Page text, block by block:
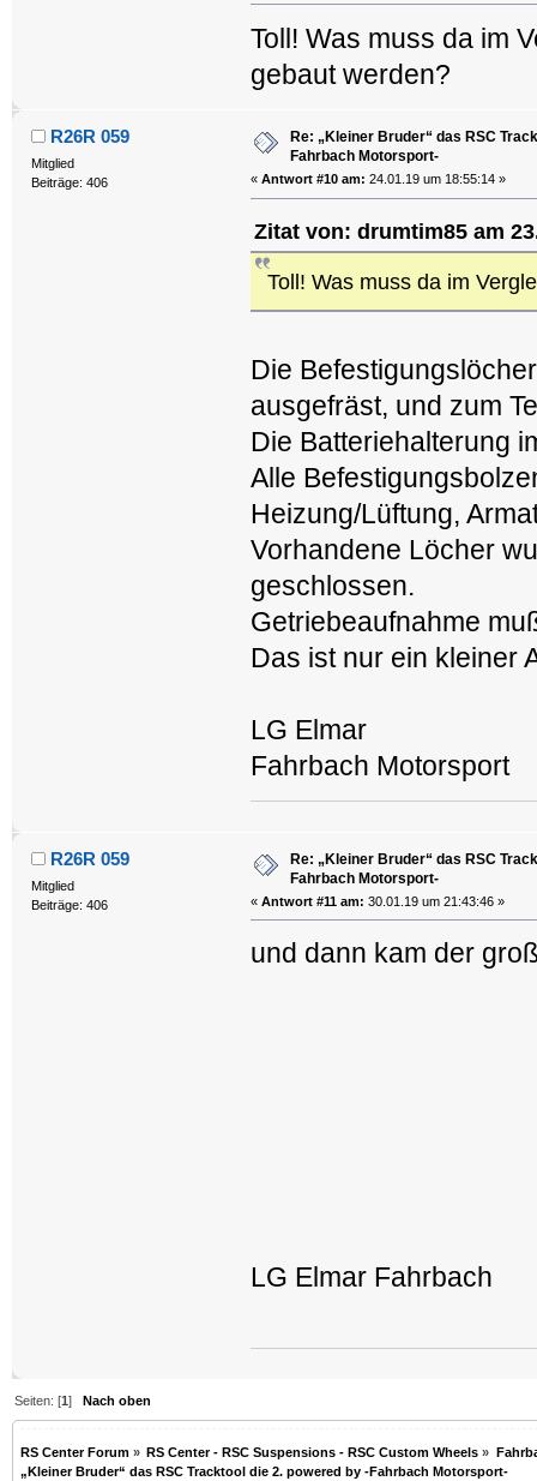
Toll! Was muss da im
gebaut werden?
R26R 059
Mitglied
Beiträge: 406
Re: „Kleiner Bruder“ das RSC
Fahrbach Motorsport-
«Antwort #10 am: 24.01.19 um 18:55:14 »
Zitat von: drumtim85 am
Toll! Was muss da im
Die
ausgefräst, und zum
Die Batteriehalterung
Alle
Heizung/Lüftung,
Vorhandene Löcher
geschlossen.
Getriebeaufnahme
Das ist nur ein kleiner
LG Elmar
Fahrbach Motorsport
R26R 059
Mitglied
Beiträge: 406
Re: „Kleiner Bruder“ das RSC
Fahrbach Motorsport-
«Antwort #11 am: 30.01.19 um 21:43:46 »
und dann kam der
LG Elmar Fahrbach
Seiten: [1]Nach oben
RS Center Forum » RS Center - RSC Suspensions - RSC Custom Wheels »
„Kleiner Bruder“ das RSC Tracktool die 2. powered by -Fahrbach Motorsport-